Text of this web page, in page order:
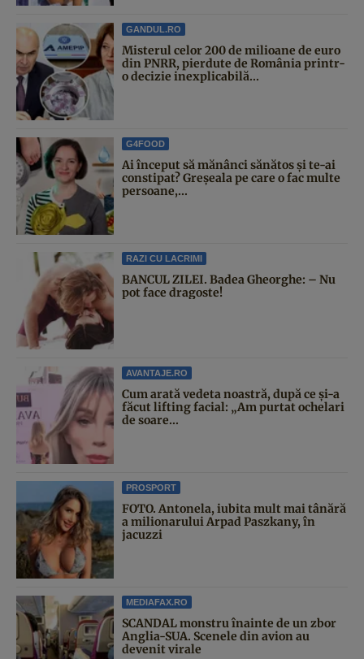
GANDUL.RO
Misterul celor 200 de milioane de euro
din PNRR, pierdute de România printr-
o decizie inexplicabilă...
G4FOOD
Ai început să mănânci sănătos și te-ai
constipat? Greșeala pe care o fac multe
persoane,...
RAZI CU LACRIMI
BANCUL ZILEI. Badea Gheorghe: – Nu
pot face dragoste!
AVANTAJE.RO
Cum arată vedeta noastră, după ce și-a
făcut lifting facial: „Am purtat ochelari
de soare...
PROSPORT
FOTO. Antonela, iubita mult mai tânără
a milionarului Arpad Paszkany, în
jacuzzi
MEDIAFAX.RO
SCANDAL monstru înainte de un zbor
Anglia-SUA. Scenele din avion au
devenit virale